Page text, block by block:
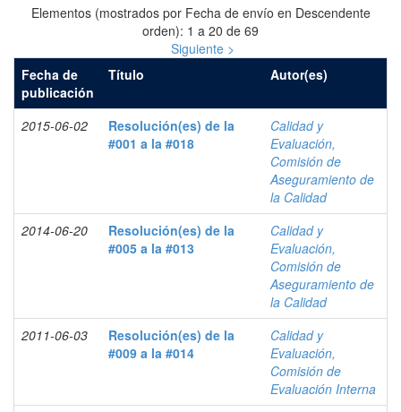
Elementos (mostrados por Fecha de envío en Descendente
orden): 1 a 20 de 69
Siguiente >
Fecha de
publicación
Título Autor(es)
2015-06-02
Resolución(es) de la
#001 a la #018
Calidad y
Evaluación,
Comisión de
Aseguramiento de
la Calidad
2014-06-20
Resolución(es) de la
#005 a la #013
Calidad y
Evaluación,
Comisión de
Aseguramiento de
la Calidad
2011-06-03
Resolución(es) de la
#009 a la #014
Calidad y
Evaluación,
Comisión de
Evaluación Interna